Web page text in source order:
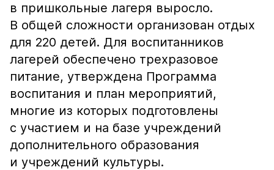
в пришкольные лагеря выросло.
В общей сложности организован отдых
для 220 детей. Для воспитанников
лагерей обеспечено трехразовое
питание, утверждена Программа
воспитания и план мероприятий,
многие из которых подготовлены
с участием и на базе учреждений
дополнительного образования
и учреждений культуры.